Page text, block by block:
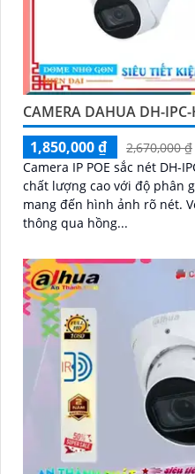
CAMERA DAHUA DH-
1,850,000 ₫
2,670,000 ₫
Camera IP POE sắc nét DH-
chất lượng cao với độ phân
mang đến hình ảnh rõ nét. Với khả năng xem ban đêm
thông qua hồng...